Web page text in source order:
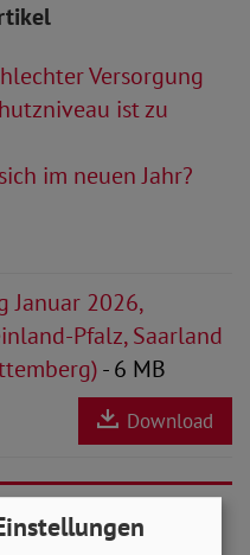
Versorgung
ist zu
im neuen Jahr?
Januar 2026,
Pfalz, Saarland
- 6 MB
Download